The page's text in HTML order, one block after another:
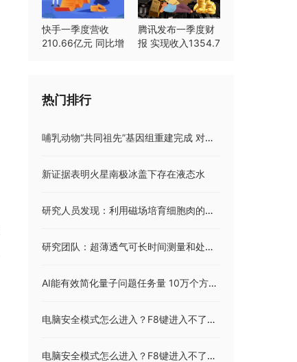
快手一季度营收
210.66亿元 同比增
腾讯发布一季度财
报 实现收入1354.7
热门排行
哺乳动物“共同祖先”基因组重建完成 对理解进化和保护工作都具重要意义
新证据表明火星南极冰盖下存在液态水
研究人员发现：利用磁场培育细胞肉的新方法 减少对动物产品的依赖
研究团队：超薄透气可长时间测量和处理生物信号 首款网格结构纳米电子皮肤面世
AI能有效简化量子问题任务量 10万个方程减为4个
电脑安全模式怎么进入？F8键进入不了安全模式怎么办？
电脑安全模式怎么进入？F8键进入不了安全模式怎么办？